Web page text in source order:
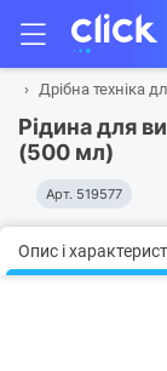
Дрібна техніка
Рідина для
(500 мл)
Арт. 519577
Опис і